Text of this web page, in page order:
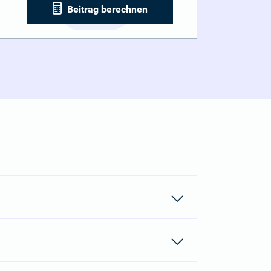
Beitrag berechnen